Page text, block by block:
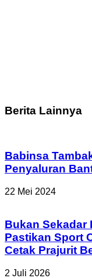
Berita Lainnya
Babinsa
Penyaluran
22 Mei 2024
Bukan Sekadar
Pastikan Sport
Cetak Prajurit
2 Juli 2026